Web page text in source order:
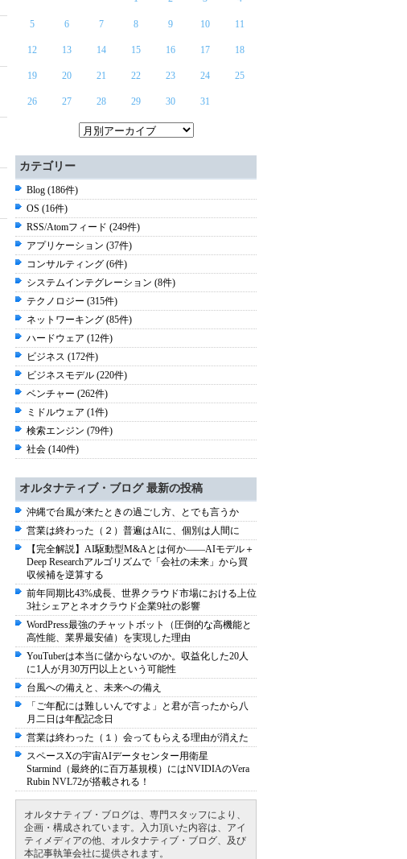
5 6 7 8 9 10 11
12 13 14 15 16 17 18
19 20 21 22 23 24 25
26 27 28 29 30 31
カテゴリー
Blog (186件)
OS (16件)
RSS/Atomフィード (249件)
アプリケーション (37件)
コンサルティング (6件)
システムインテグレーション (8件)
テクノロジー (315件)
ネットワーキング (85件)
ハードウェア (12件)
ビジネス (172件)
ビジネスモデル (220件)
ベンチャー (262件)
ミドルウェア (1件)
検索エンジン (79件)
社会 (140件)
オルタナティブ・ブログ 最新の投稿
沖縄で台風が来たときの過ごし方、とでも言うか
営業は終わった（２）普遍はAIに、個別は人間に
【完全解説】AI駆動型M&Aとは何か――AIモデル＋
Deep Researchアルゴリズムで「会社の未来」から買
収候補を逆算する
前年同期比43%成長、世界クラウド市場における上位
3社シェアとネオクラウド企業9社の影響
WordPress最強のチャットボット（圧倒的な高機能と
高性能、業界最安値）を実現した理由
YouTuberは本当に儲からないのか。収益化した20人
に1人が月30万円以上という可能性
台風への備えと、未来への備え
「ご年配には難しいんですよ」と君が言ったから八
月二日は年配記念日
営業は終わった（１）会ってもらえる理由が消えた
スペースXの宇宙AIデータセンター用衛星
Starmind（最終的に百万基規模）にはNVIDIAのVera
Rubin NVL72が搭載される！
オルタナティブ・ブログは、専門スタッフにより、
企画・構成されています。入力頂いた内容は、アイ
ティメディアの他、オルタナティブ・ブログ、及び
本記事執筆会社に提供されます。